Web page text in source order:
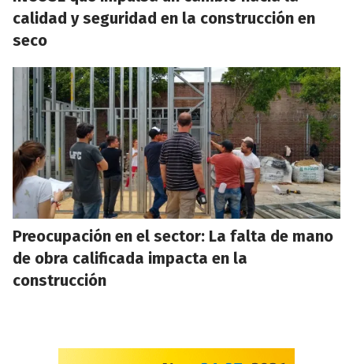
calidad y seguridad en la construcción en
seco
Preocupación en el sector: La falta de mano
de obra calificada impacta en la
construcción